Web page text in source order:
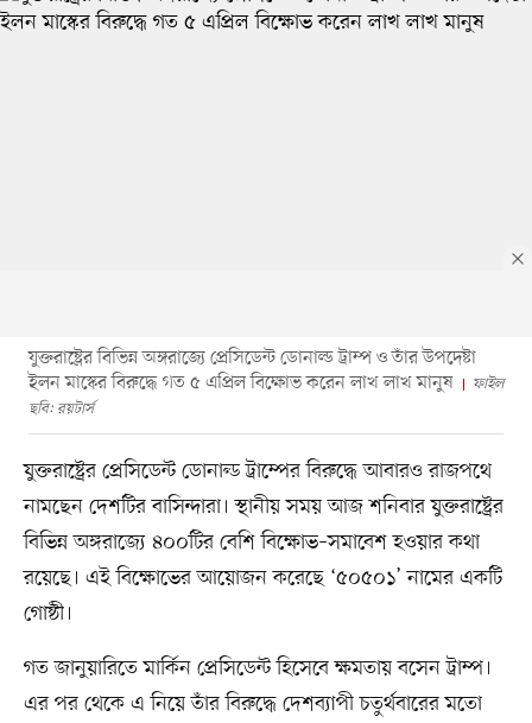
যুক্তরাষ্ট্রের বিভিন্ন অঙ্গরাজ্যে প্রেসিডেন্ট ডোনাল্ড ট্রাম্প ও তাঁর উপদেষ্টা
ইলন মাস্কের বিরুদ্ধে গত ৫ এপ্রিল বিক্ষোভ করেন লাখ লাখ মানুষ
ফাইল
ছবি: রয়টার্স
যুক্তরাষ্ট্রের প্রেসিডেন্ট ডোনাল্ড ট্রাম্পের বিরুদ্ধে আবারও রাজপথে
নামছেন দেশটির বাসিন্দারা। স্থানীয় সময় আজ শনিবার যুক্তরাষ্ট্রের
বিভিন্ন অঙ্গরাজ্যে ৪০০টির বেশি বিক্ষোভ–সমাবেশ হওয়ার কথা
রয়েছে। এই বিক্ষোভের আয়োজন করেছে ‘৫০৫০১’ নামের একটি
গোষ্ঠী।
গত জানুয়ারিতে মার্কিন প্রেসিডেন্ট হিসেবে ক্ষমতায় বসেন ট্রাম্প।
এর পর থেকে এ নিয়ে তাঁর বিরুদ্ধে দেশব্যাপী চতুর্থবারের মতো